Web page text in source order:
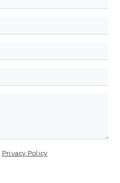
Privacy Policy